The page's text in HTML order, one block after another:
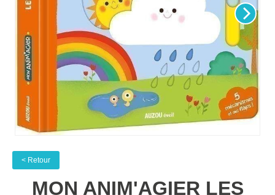
< Retour
MON ANIM'AGIER LES